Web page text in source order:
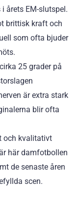
årets EM-slutspel.
brittisk kraft och
som ofta bjuder
25 grader på
är extra stark
blir ofta
och kvalitativt
här damfotbollen
de senaste åren
scen.